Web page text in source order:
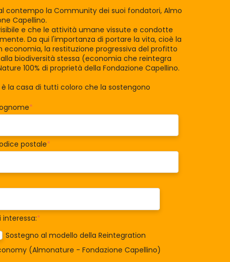
contempo la Community dei suoi fondatori, Almo
Capellino.
e che le attività umane vissute e condotte
Da qui l'importanza di portare la vita, cioè la
la restituzione progressiva del profitto
biodiversità stessa (economia che reintegra
100% di proprietà della Fondazione Capellino.
la casa di tutti coloro che la sostengono
*
postale*
interessa:*
Sostegno al modello della Reintegration
(Almonature - Fondazione Capellino)